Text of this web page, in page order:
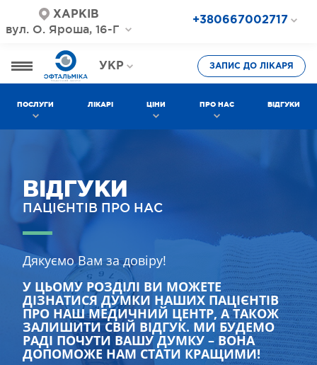
ХАРКІВ
вул. О. Яроша, 16-Г
+380667002717
+380577002717
УКР
РОС
ЗАПИС ДО ЛІКАРЯ
ПОСЛУГИ ЛІКАРІ ЦІНИ ПРО НАС ВІДГУКИ
ВІДГУКИ
ПАЦІЄНТІВ ПРО НАС
Дякуємо Вам за довіру!
У ЦЬОМУ РОЗДІЛІ ВИ МОЖЕТЕ
ДІЗНАТИСЯ ДУМКИ НАШИХ ПАЦІЄНТІВ
ПРО НАШ МЕДИЧНИЙ ЦЕНТР, А ТАКОЖ
ЗАЛИШИТИ СВІЙ ВІДГУК. МИ БУДЕМО
РАДІ ПОЧУТИ ВАШУ ДУМКУ – ВОНА
ДОПОМОЖЕ НАМ СТАТИ КРАЩИМИ!